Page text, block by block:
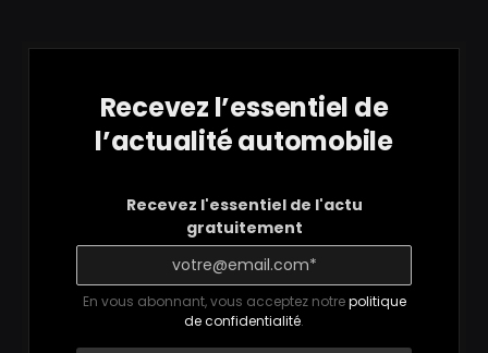
Recevez l’essentiel de
l’actualité automobile
Recevez l'essentiel de l'actu
gratuitement
En vous abonnant, vous acceptez notrepolitique
de confidentialité.